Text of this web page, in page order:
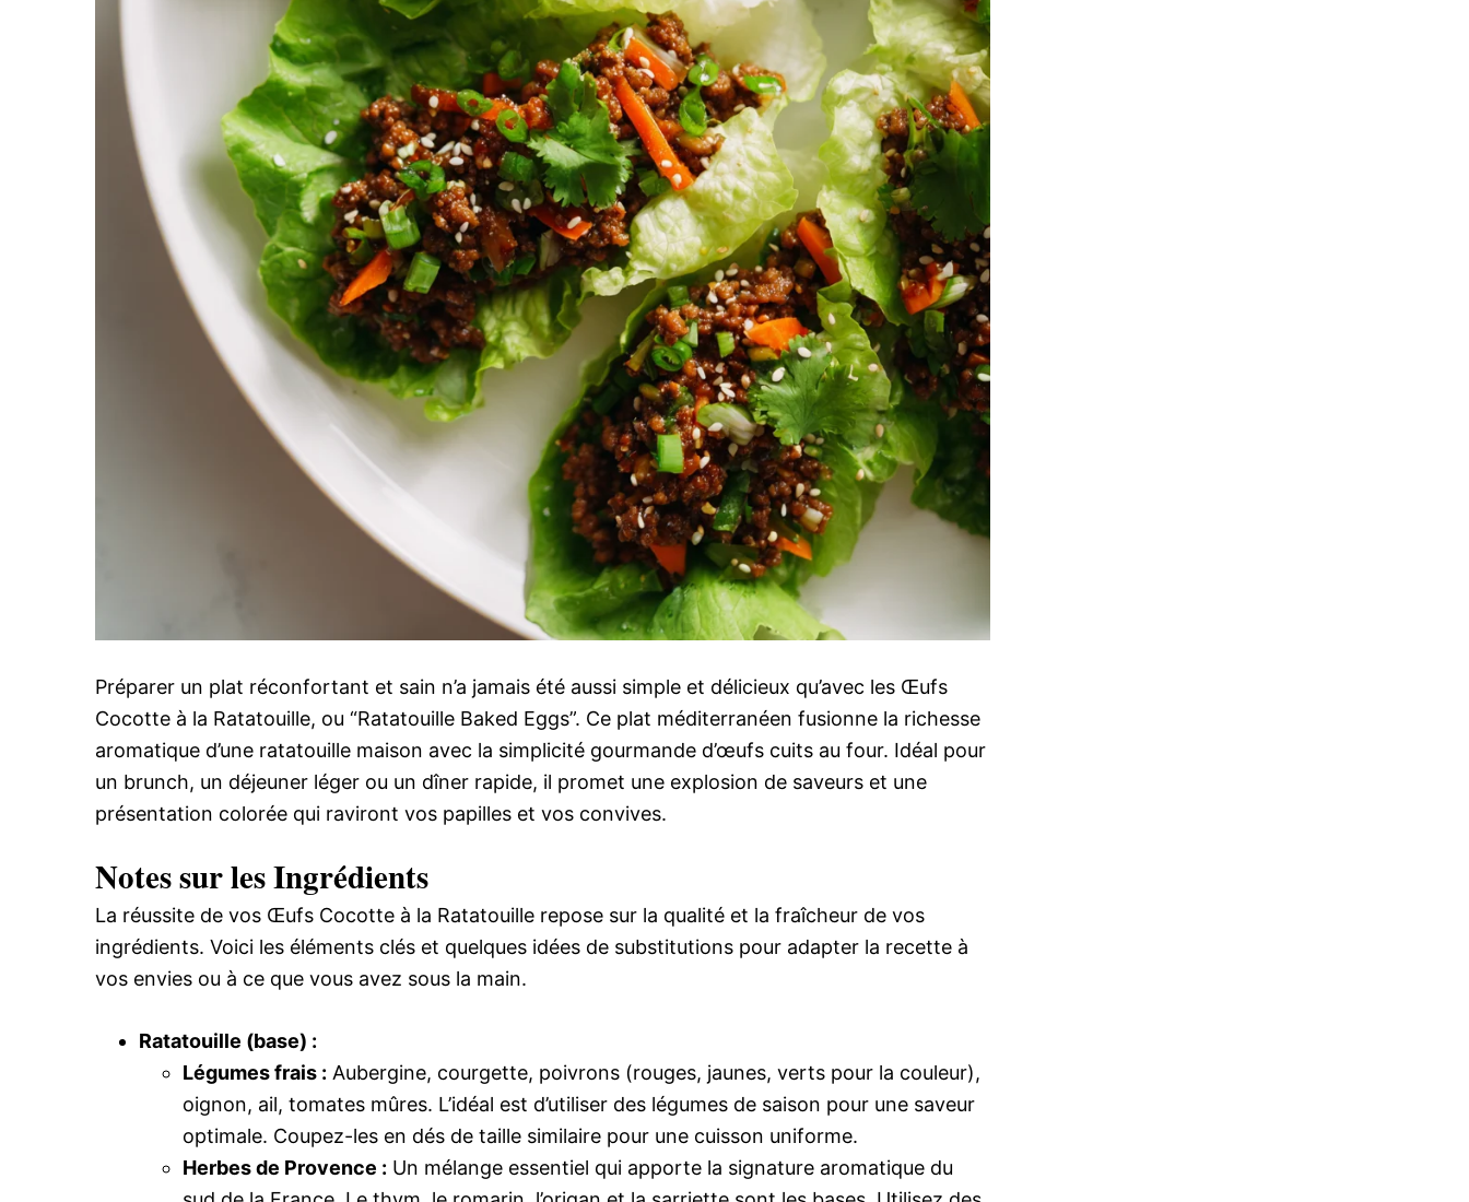
Préparer un plat réconfortant et sain n’a jamais été aussi simple et délicieux qu’avec les Œufs
Cocotte à la Ratatouille, ou “Ratatouille Baked Eggs”. Ce plat méditerranéen fusionne la richesse
aromatique d’une ratatouille maison avec la simplicité gourmande d’œufs cuits au four. Idéal pour
un brunch, un déjeuner léger ou un dîner rapide, il promet une explosion de saveurs et une
présentation colorée qui raviront vos papilles et vos convives.
Notes sur les Ingrédients
La réussite de vos Œufs Cocotte à la Ratatouille repose sur la qualité et la fraîcheur de vos
ingrédients. Voici les éléments clés et quelques idées de substitutions pour adapter la recette à
vos envies ou à ce que vous avez sous la main.
Ratatouille (base) :
Légumes frais : Aubergine, courgette, poivrons (rouges, jaunes, verts pour la couleur),
oignon, ail, tomates mûres. L’idéal est d’utiliser des légumes de saison pour une saveur
optimale. Coupez-les en dés de taille similaire pour une cuisson uniforme.
Herbes de Provence : Un mélange essentiel qui apporte la signature aromatique du